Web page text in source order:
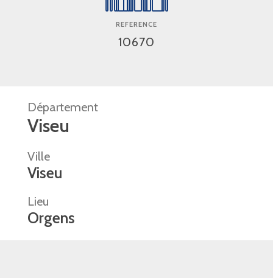
REFERENCE
10670
Département
Viseu
Ville
Viseu
Lieu
Orgens